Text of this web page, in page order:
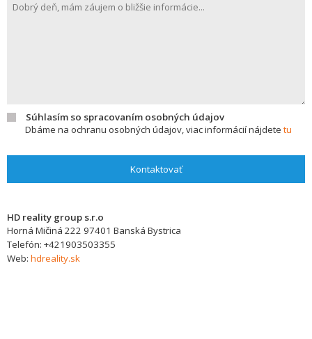
Súhlasím so spracovaním osobných údajov
Dbáme na ochranu osobných údajov, viac informácií nájdete tu
Kontaktovať
HD reality group s.r.o
Horná Mičiná 222 97401 Banská Bystrica
Telefón: +421903503355
Web: hdreality.sk